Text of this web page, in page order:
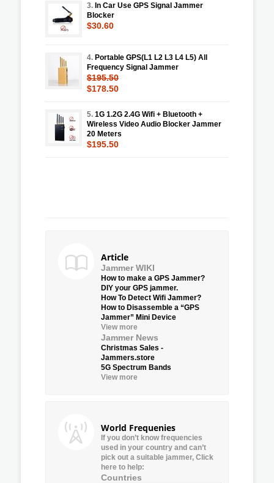
3. In Car Use GPS Signal Jammer
Blocker
$30.60
4. Portable GPS(L1 L2 L3 L4 L5) All
Frequency Signal Jammer
$195.50
$178.50
5. 1G 1.2G 2.4G Wifi + Bluetooth +
Wireless Video Audio Blocker Jammer
20 Meters
$195.50
Article
Jammer WIKI
How to make a GPS Jammer?
DIY your GPS jammer.
How To Detect Wifi Jammer?
How to Disassemble a “GPS
Jammer” Mini Device
View more
Jammer News
Christmas Sales -
Jammers.store
5G Spectrum Bands
View more
World Frequenies
If you don’t know frequencies
used in your country and can’t
pick out a suitable jammer, Click
here to help:
Countries